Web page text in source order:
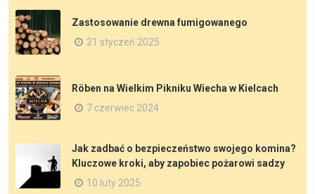
Zastosowanie drewna fumigowanego
21 styczeń 2025
Röben na Wielkim Pikniku Wiecha w Kielcach
7 czerwiec 2024
Jak zadbać o bezpieczeństwo swojego komina?
Kluczowe kroki, aby zapobiec pożarowi sadzy
10 luty 2025